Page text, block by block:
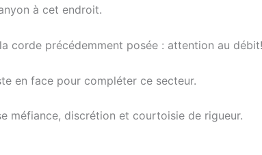
à cet endroit.
corde précédemment posée : attention au débit!
en face pour compléter ce secteur.
méfiance, discrétion et courtoisie de rigueur.